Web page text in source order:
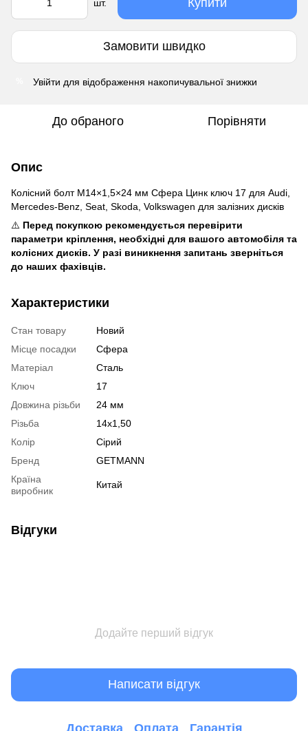
шт.
Замовити швидко
Увійти для відображення накопичувальної знижки
До обраного Порівняти
Опис
Колісний болт M14×1,5×24 мм Сфера Цинк ключ 17 для Audi,
Mercedes-Benz, Seat, Skoda, Volkswagen для залізних дисків
⚠️ Перед покупкою рекомендується перевірити
параметри кріплення, необхідні для вашого автомобіля та
колісних дисків. У разі виникнення запитань зверніться
до наших фахівців.
Характеристики
Стан товару
Новий
Місце посадки
Сфера
Матеріал
Сталь
Ключ
17
Довжина різьби
24 мм
Різьба
14x1,50
Колір
Сірий
Бренд
GETMANN
Країна
виробник
Китай
Відгуки
Додайте перший відгук
Написати відгук